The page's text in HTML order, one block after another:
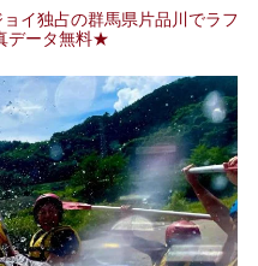
イ独占の群馬県片品川でラフ
データ無料★